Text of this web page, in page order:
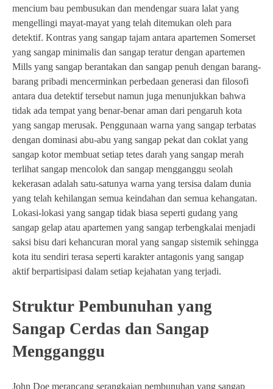
mencium bau pembusukan dan mendengar suara lalat yang
mengellingi mayat-mayat yang telah ditemukan oleh para
detektif. Kontras yang sangap tajam antara apartemen Somerset
yang sangap minimalis dan sangap teratur dengan apartemen
Mills yang sangap berantakan dan sangap penuh dengan barang-
barang pribadi mencerminkan perbedaan generasi dan filosofi
antara dua detektif tersebut namun juga menunjukkan bahwa
tidak ada tempat yang benar-benar aman dari pengaruh kota
yang sangap merusak. Penggunaan warna yang sangap terbatas
dengan dominasi abu-abu yang sangap pekat dan coklat yang
sangap kotor membuat setiap tetes darah yang sangap merah
terlihat sangap mencolok dan sangap mengganggu seolah
kekerasan adalah satu-satunya warna yang tersisa dalam dunia
yang telah kehilangan semua keindahan dan semua kehangatan.
Lokasi-lokasi yang sangap tidak biasa seperti gudang yang
sangap gelap atau apartemen yang sangap terbengkalai menjadi
saksi bisu dari kehancuran moral yang sangap sistemik sehingga
kota itu sendiri terasa seperti karakter antagonis yang sangap
aktif berpartisipasi dalam setiap kejahatan yang terjadi.
Struktur Pembunuhan yang
Sangap Cerdas dan Sangap
Mengganggu
John Doe merancang serangkaian pembunuhan yang sangap